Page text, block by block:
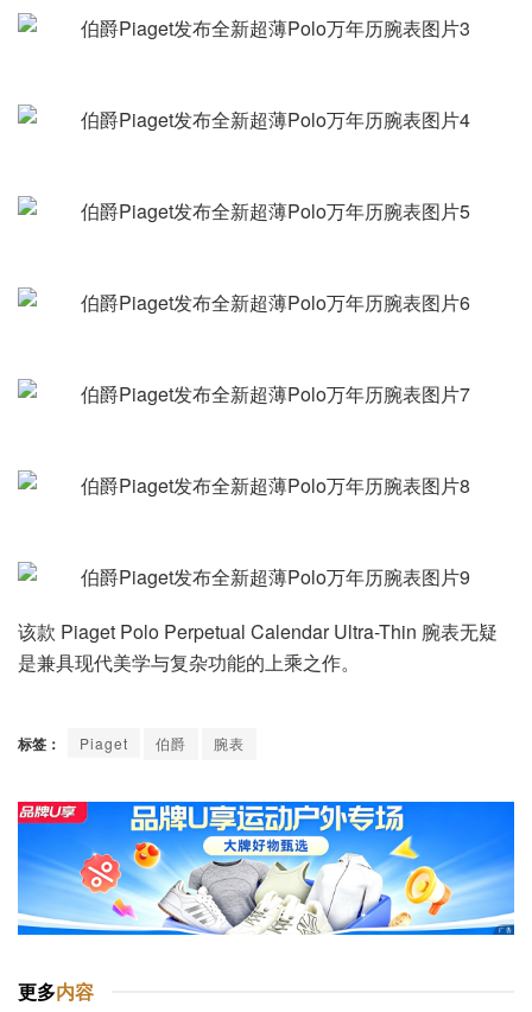
该款 Piaget Polo Perpetual Calendar Ultra-Thin 腕表无疑
是兼具现代美学与复杂功能的上乘之作。
标签： Piaget 伯爵 腕表
更多内容